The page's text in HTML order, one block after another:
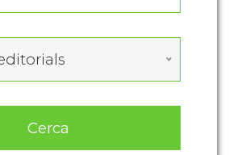
Cerca